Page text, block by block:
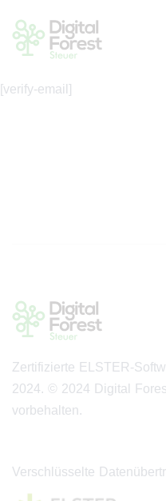
[verify-email]
Zertifizierte ELSTER-
2024. © 2024 Digital
vorbehalten.
Verschlüsselte